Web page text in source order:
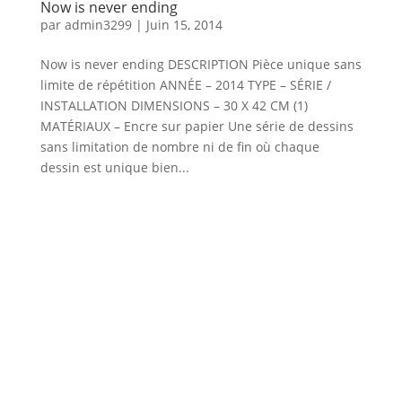
Now is never ending
par admin3299| Juin 15, 2014
Now is never ending DESCRIPTION Pièce unique sans
limite de répétition ANNÉE – 2014 TYPE – SÉRIE /
INSTALLATION DIMENSIONS – 30 X 42 CM (1)
MATÉRIAUX – Encre sur papier Une série de dessins
sans limitation de nombre ni de fin où chaque
dessin est unique bien...